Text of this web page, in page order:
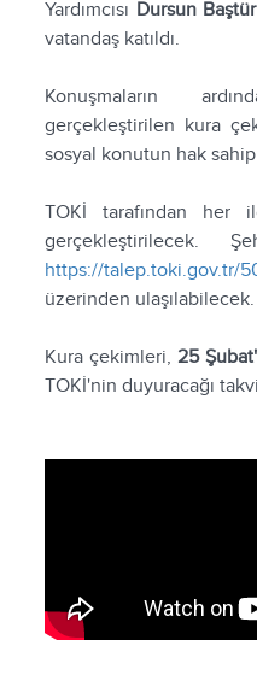
Yardımcısı Dursun
vatandaş katıldı.
Konuşmaların
gerçekleştirilen kura
sosyal konutun hak
TOKİ tarafından her
gerçekleştirilecek.
https://talep.toki.gov.tr/
üzerinden ulaşılabilecek.
Kura çekimleri, 25
TOKİ'nin duyuracağı